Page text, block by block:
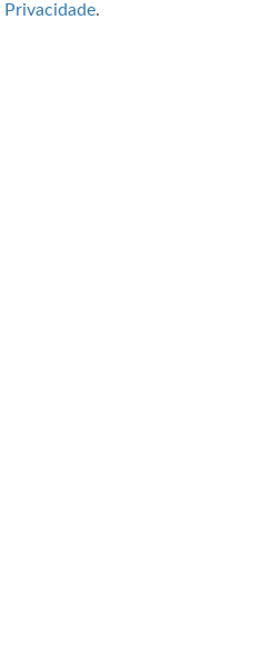
Privacidade.